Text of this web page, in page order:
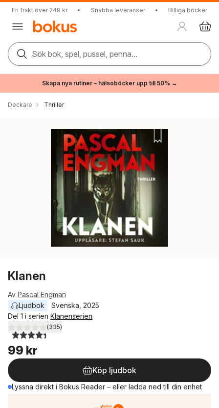
Fri frakt över 249 kr • Snabba leveranser • Billiga böcker
Sök bok, spel, pussel, penna...
Skapa nya rutiner – hälsoböcker upp till 50% →
Deckare Thriller
Klanen
Av Pascal Engman
Ljudbok
Svenska 2025
Del 1 i serien Klanenserien
4,4utav 5 stjärnor. Totalt antal röster:
(335)
99 kr
Köp ljudbok
Lyssna direkt i Bokus Reader – eller ladda ned till din enhet